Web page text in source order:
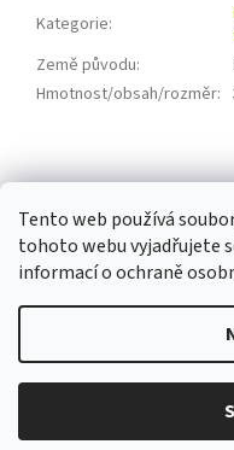
Tento web používá
tohoto webu vyjadřujete
informací o ochraně
Kategorie:
Země původu:
Hmotnost/obsah/rozměr:
á
Copyright 2026